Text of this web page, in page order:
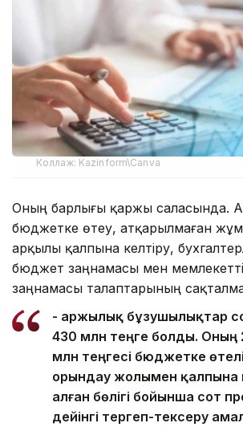
Коллаж: Kazinform\Canva
Оның барлығы қаржы саласында.
бюджетке өтеу, атқарылмаған
арқылы қалпына келтіру,
бюджет заңнамасы мен
заңнамасы талаптарының
- Қаржылық бұзушылықтар
430 млн теңге болды. Оның
млн теңгесі бюджетке
орындау жолымен қалпына
Қалған бөлігі бойынша сот
дейінгі тергеп-тексеру